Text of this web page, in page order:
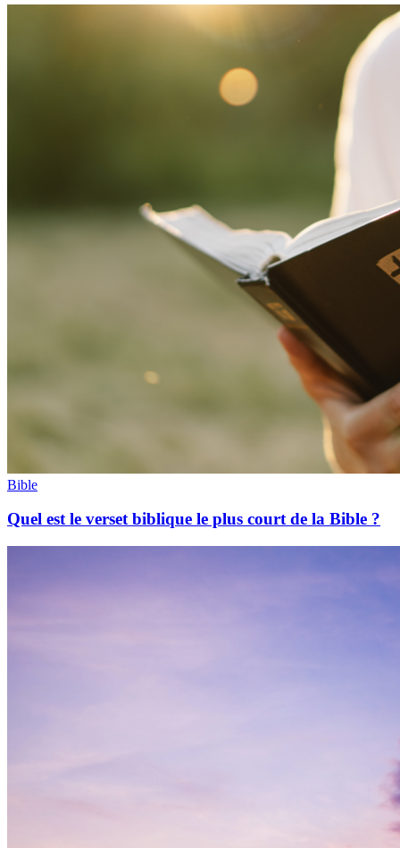
Bible
Quel est le verset biblique le plus court de la Bible ?